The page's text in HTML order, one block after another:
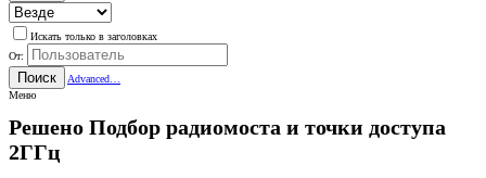
Искать только в заголовках
От:
Поиск
Advanced…
Меню
Решено Подбор радиомоста и точки доступа
2ГГц